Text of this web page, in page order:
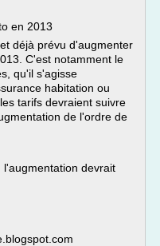
en 2013
déjà prévu d'augmenter
C'est notamment le
qu'il s'agisse
habitation ou
tarifs devraient suivre
de l'ordre de
l'augmentation devrait